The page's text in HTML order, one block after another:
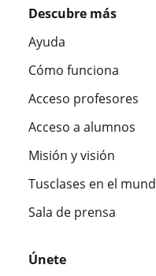
Descubre más
Ayuda
Cómo funciona
Acceso profesores
Acceso a alumnos
Misión y visión
Tusclases en el
Sala de prensa
Únete